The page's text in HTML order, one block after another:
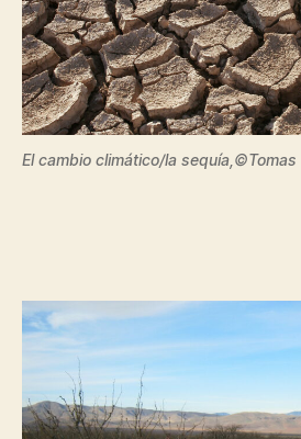
El cambio climático/la sequía,©Tomas